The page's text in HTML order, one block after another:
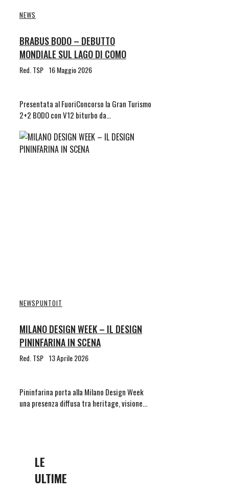
NEWS
BRABUS BODO – DEBUTTO
MONDIALE SUL LAGO DI COMO
Red. TSP 16 Maggio 2026
Presentata al FuoriConcorso la Gran Turismo
2+2 BODO con V12 biturbo da…
NEWSPUNTOIT
MILANO DESIGN WEEK – IL DESIGN
PININFARINA IN SCENA
Red. TSP 13 Aprile 2026
Pininfarina porta alla Milano Design Week
una presenza diffusa tra heritage, visione…
LE
ULTIME